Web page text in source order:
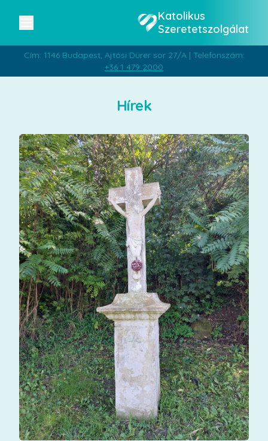
Katolikus
Szeretetszolgálat
Cím: 1146 Budapest, Ajtósi Dürer sor 27/A | Telefonszám:
+36 1 479 2000
Hírek